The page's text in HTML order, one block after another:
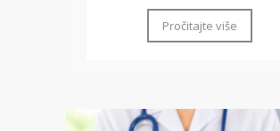
Pročitajte više